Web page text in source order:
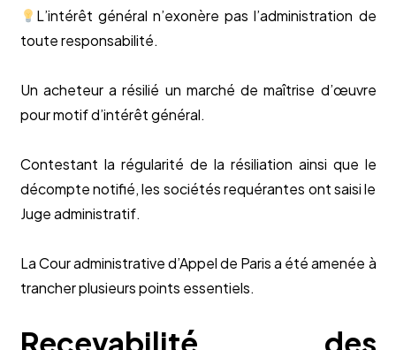
L’intérêt général n’exonère pas l’administration de
toute responsabilité.
Un acheteur a résilié un marché de maîtrise d’œuvre
pour motif d’intérêt général.
Contestant la régularité de la résiliation ainsi que le
décompte notifié, les sociétés requérantes ont saisi le
Juge administratif.
La Cour administrative d’Appel de Paris a été amenée à
trancher plusieurs points essentiels.
Recevabilité des